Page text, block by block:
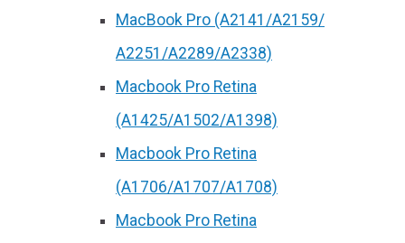
MacBook Pro (А2141/А2159/
А2251/A2289/A2338)
Macbook Pro Retina
(А1425/A1502/A1398)
Macbook Pro Retina
(А1706/A1707/A1708)
Macbook Pro Retina